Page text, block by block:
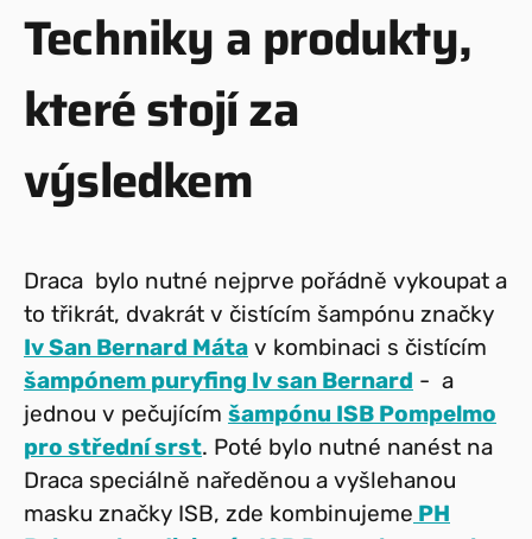
Techniky a produkty,
které stojí za
výsledkem
Draca bylo nutné nejprve pořádně vykoupat a
to třikrát, dvakrát v čistícím šampónu značky
Iv San Bernard Máta v kombinaci s čistícím
šampónem puryfing Iv san Bernard - a
jednou v pečujícím šampónu ISB Pompelmo
pro střední srst. Poté bylo nutné nanést na
Draca speciálně naředěnou a vyšlehanou
masku značky ISB, zde kombinujeme PH